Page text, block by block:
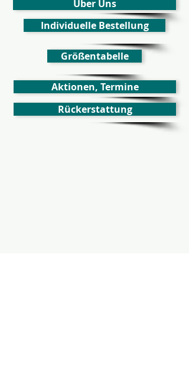
Über Uns
Individuelle Bestellung
Größentabelle
Aktionen, Termine
Rückerstattung